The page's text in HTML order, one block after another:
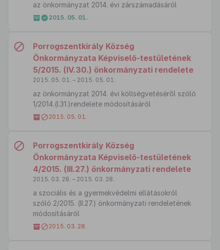
az önkormányzat 2014. évi zárszámadásáról
2015. 05. 01.
Porrogszentkirály Község
Önkormányzata Képviselő-testületének
5/2015. (IV.30.) önkormányzati rendelete
2015. 05. 01. – 2015. 05. 01.
az önkormányzat 2014. évi költségvetéséről szóló
1/2014.(I.31.)rendelete módosításáról
2015. 05. 01.
Porrogszentkirály Község
Önkormányzata Képviselő-testületének
4/2015. (III.27.) önkormányzati rendelete
2015. 03. 28. – 2015. 03. 28.
a szociális és a gyermekvédelmi ellátásokról
szóló 2/2015. (II.27.) önkormányzati rendeletének
módosításáról
2015. 03. 28.